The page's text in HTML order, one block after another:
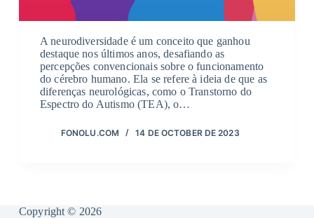
A neurodiversidade é um conceito que ganhou
destaque nos últimos anos, desafiando as
percepções convencionais sobre o funcionamento
do cérebro humano. Ela se refere à ideia de que as
diferenças neurológicas, como o Transtorno do
Espectro do Autismo (TEA), o…
FONOLU.COM 14 DE OCTOBER DE 2023
Copyright © 2026